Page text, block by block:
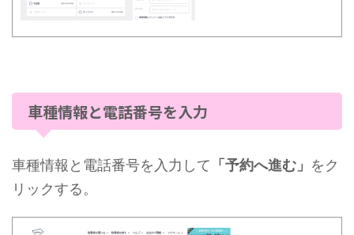
車種情報と電話番号を入力
車種情報と電話番号を入力して 「予約へ進む」 をク
リックする。